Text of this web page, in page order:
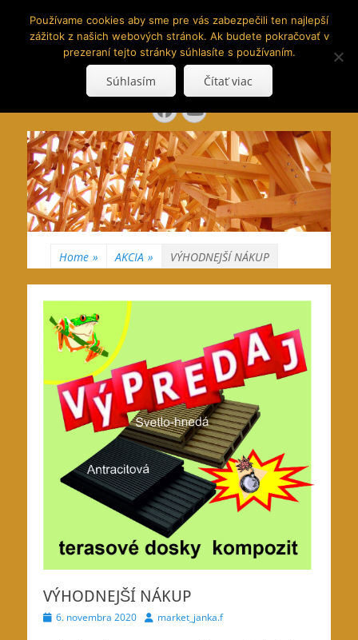
www.hranoly.sk
…kus prírody priamo k Vám
Search
Facebook
YouTube
Home » AKCIA » VÝHODNEJŠÍ NÁKUP
VÝHODNEJŠÍ NÁKUP
Posted
6. novembra 2020 Authormarket_janka.f
Používame cookies aby sme pre vás zabezpečili ten najlepší
zážitok z našich webových stránok. Ak budete pokračovať v
prezeraní tejto stránky súhlasíte s používaním.
Súhlasím Čítať viac